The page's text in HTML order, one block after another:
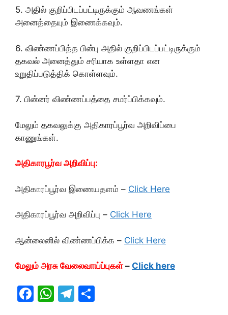
5. அதில் குறிப்பிடப்பட்டிருக்கும் ஆவணங்கள்
அனைத்தையும் இணைக்கவும்.
6. விண்ணப்பித்த பின்பு அதில் குறிப்பிடப்பட்டிருக்கும்
தகவல் அனைத்தும் சரியாக உள்ளதா என
உறுதிப்படுத்திக் கொள்ளவும்.
7. பின்னர் விண்ணப்பத்தை சமர்ப்பிக்கவும்.
மேலும் தகவலுக்கு அதிகாரப்பூர்வ அறிவிப்பை
காணுங்கள்.
அதிகாரபூர்வ அறிவிப்பு:
அதிகாரப்பூர்வ இணையதளம் – Click Here
அதிகாரப்பூர்வ அறிவிப்பு – Click Here
ஆன்லைனில் விண்ணப்பிக்க – Click Here
மேலும் அரசு வேலைவாய்ப்புகள் – Click here
F
W T